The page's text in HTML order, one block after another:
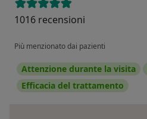
1016 recensioni
Più menzionato dai pazienti
Attenzione durante la visita
Efficacia del trattamento